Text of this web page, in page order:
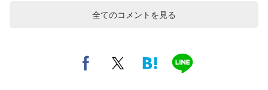
全てのコメントを見る